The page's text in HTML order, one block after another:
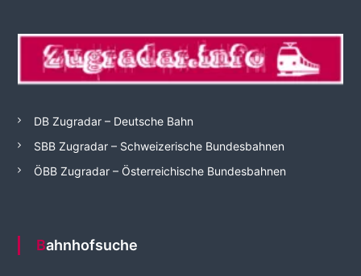
DB Zugradar – Deutsche Bahn
SBB Zugradar – Schweizerische Bundesbahnen
ÖBB Zugradar – Österreichische Bundesbahnen
Bahnhofsuche